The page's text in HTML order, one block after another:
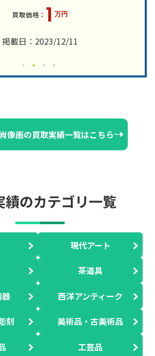
1 万円
掲載日：2023/12/11
像画の買取実績一覧はこちら
績のカテゴリ一覧
現代アート
茶道具
西洋アンティーク
刻 美術品・古美術品
工芸品